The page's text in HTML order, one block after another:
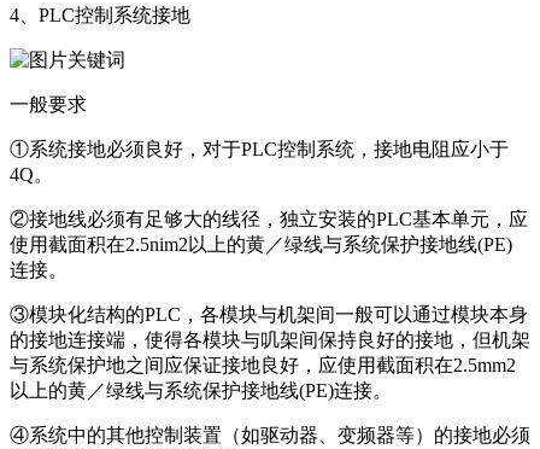
4、PLC控制系统接地
一般要求
①系统接地必须良好，对于PLC控制系统，接地电阻应小于
4Q。
②接地线必须有足够大的线径，独立安装的PLC基本单元，应
使用截面积在2.5nim2以上的黄／绿线与系统保护接地线(PE)
连接。
③模块化结构的PLC，各模块与机架间一般可以通过模块本身
的接地连接端，使得各模块与叽架间保持良好的接地，但机架
与系统保护地之间应保证接地良好，应使用截面积在2.5mm2
以上的黄／绿线与系统保护接地线(PE)连接。
④系统中的其他控制装置（如驱动器、变频器等）的接地必须